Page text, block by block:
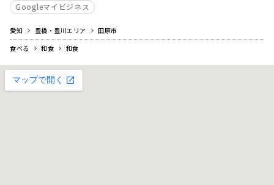
Googleマイビジネス
愛知 豊橋・豊川エリア
田原市
食べる
和食 和食